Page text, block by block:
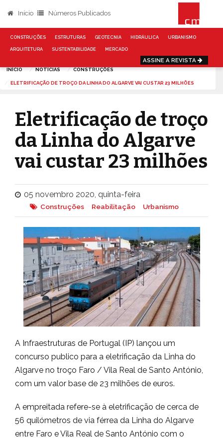
Início Números Publicados
CONSTRUÇÕES ESTRUTURAS GEOTECNIA HIDRÁULICA URBANISMO
ARQUITETURA SUSTENTABILIDADE MERCADO
ASSINE A REVISTA
INÍCIO NOTÍCIAS CONSTRUÇÕES
ELETRIFICAÇÃO DE TROÇO DA LINHA DO ALGARVE VAI CUSTAR 23 MILHÕES
Eletrificação de troço
da Linha do Algarve
vai custar 23 milhões
05 novembro 2020, quinta-feira
Construções Reabilitação Urbanismo
A Infraestruturas de Portugal (IP) lançou um
concurso publico para a eletrificação da Linha do
Algarve no troço Faro / Vila Real de Santo António,
com um valor base de 23 milhões de euros.
A empreitada refere-se à eletrificação de cerca de
56 quilómetros de via férrea da Linha do Algarve
entre Faro e Vila Real de Santo António com o